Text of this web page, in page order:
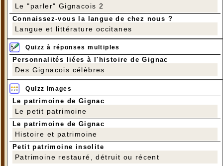
Le "parler" Gignacois 2
Connaissez-vous la langue de chez nous ?
Langue et littérature occitanes
Quizz à réponses multiples
Personnalités liées à l'histoire de Gignac
Des Gignacois célèbres
Quizz images
Le patrimoine de Gignac
Le petit patrimoine
Le patrimoine de Gignac
Histoire et patrimoine
Petit patrimoine insolite
Patrimoine restauré, détruit ou récent